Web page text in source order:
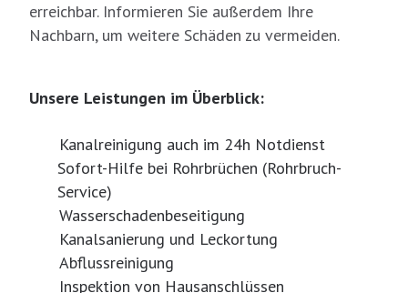
erreichbar. Informieren Sie außerdem Ihre
Nachbarn, um weitere Schäden zu vermeiden.
Unsere Leistungen im Überblick:
Kanalreinigung auch im 24h Notdienst
Sofort-Hilfe bei Rohrbrüchen (Rohrbruch-
Service)
Wasserschadenbeseitigung
Kanalsanierung und Leckortung
Abflussreinigung
Inspektion von Hausanschlüssen